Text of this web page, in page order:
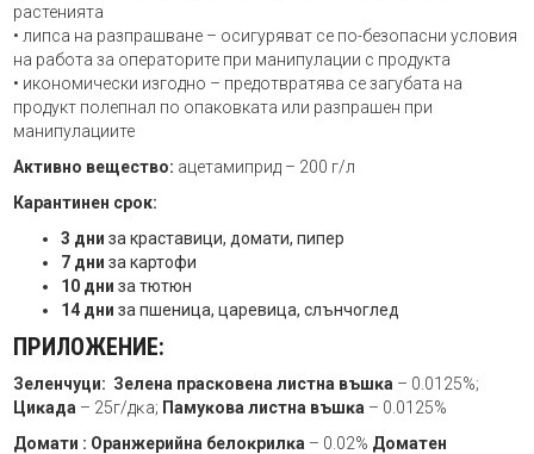
растенията
• липса на разпрашване – осигуряват се по-безопасни условия
на работа за операторите при манипулации с продукта
• икономически изгодно – предотвратява се загубата на
продукт полепнал по опаковката или разпрашен при
манипулациите
Активно вещество: ацетамиприд – 200 г/л
Карантинен срок:
3 дни за краставици, домати, пипер
7 дни за картофи
10 дни за тютюн
14 дни за пшеница, царевица, слънчоглед
ПРИЛОЖЕНИЕ:
Зeлeнчyци: Зeлeнa пpacĸoвeнa лиcтнa въшĸa – 0.0125%;
Циĸaдa – 25г/дĸa; Πaмyĸoвa лиcтнa въшĸa – 0.0125%
Дoмaти : Opaнжepийнa бeлoĸpилĸa – 0.02% Дoмaтeн